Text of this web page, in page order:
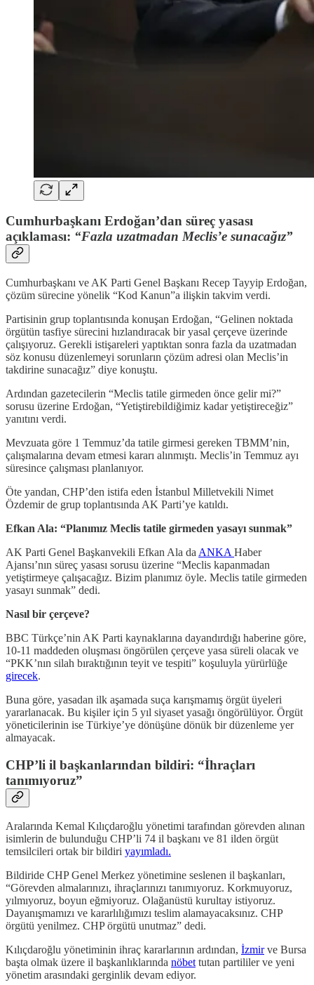
Cumhurbaşkanı Erdoğan’dan süreç yasası
açıklaması: “Fazla uzatmadan Meclis’e sunacağız”
Cumhurbaşkanı ve AK Parti Genel Başkanı Recep Tayyip Erdoğan,
çözüm sürecine yönelik “Kod Kanun”a ilişkin takvim verdi.
Partisinin grup toplantısında konuşan Erdoğan, “Gelinen noktada
örgütün tasfiye sürecini hızlandıracak bir yasal çerçeve üzerinde
çalışıyoruz. Gerekli istişareleri yaptıktan sonra fazla da uzatmadan
söz konusu düzenlemeyi sorunların çözüm adresi olan Meclis’in
takdirine sunacağız” diye konuştu.
Ardından gazetecilerin “Meclis tatile girmeden önce gelir mi?”
sorusu üzerine Erdoğan, “Yetiştirebildiğimiz kadar yetiştireceğiz”
yanıtını verdi.
Mevzuata göre 1 Temmuz’da tatile girmesi gereken TBMM’nin,
çalışmalarına devam etmesi kararı alınmıştı. Meclis’in Temmuz ayı
süresince çalışması planlanıyor.
Öte yandan, CHP’den istifa eden İstanbul Milletvekili Nimet
Özdemir de grup toplantısında AK Parti’ye katıldı.
Efkan Ala: “Planımız Meclis tatile girmeden yasayı sunmak”
AK Parti Genel Başkanvekili Efkan Ala da ANKA Haber
Ajansı’nın süreç yasası sorusu üzerine “Meclis kapanmadan
yetiştirmeye çalışacağız. Bizim planımız öyle. Meclis tatile girmeden
yasayı sunmak” dedi.
Nasıl bir çerçeve?
BBC Türkçe’nin AK Parti kaynaklarına dayandırdığı haberine göre,
10-11 maddeden oluşması öngörülen çerçeve yasa süreli olacak ve
“PKK’nın silah bıraktığının teyit ve tespiti” koşuluyla yürürlüğe
girecek.
Buna göre, yasadan ilk aşamada suça karışmamış örgüt üyeleri
yararlanacak. Bu kişiler için 5 yıl siyaset yasağı öngörülüyor. Örgüt
yöneticilerinin ise Türkiye’ye dönüşüne dönük bir düzenleme yer
almayacak.
CHP’li il başkanlarından bildiri: “İhraçları
tanımıyoruz”
Aralarında Kemal Kılıçdaroğlu yönetimi tarafından görevden alınan
isimlerin de bulunduğu CHP’li 74 il başkanı ve 81 ilden örgüt
temsilcileri ortak bir bildiri yayımladı.
Bildiride CHP Genel Merkez yönetimine seslenen il başkanları,
“Görevden almalarınızı, ihraçlarınızı tanımıyoruz. Korkmuyoruz,
yılmıyoruz, boyun eğmiyoruz. Olağanüstü kurultay istiyoruz.
Dayanışmamızı ve kararlılığımızı teslim alamayacaksınız. CHP
örgütü yenilmez. CHP örgütü unutmaz” dedi.
Kılıçdaroğlu yönetiminin ihraç kararlarının ardından, İzmirve Bursa
başta olmak üzere il başkanlıklarında nöbettutan partililer ve yeni
yönetim arasındaki gerginlik devam ediyor.